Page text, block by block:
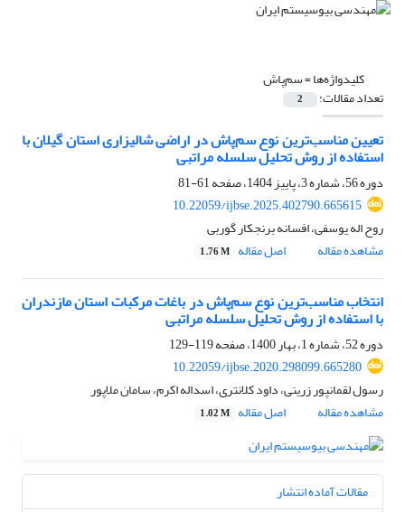
کلیدواژه‌ها =سم‌پاش
تعداد مقالات: 2
تعیین مناسب‌ترین نوع سم‌پاش در اراضی شالیزاری استان گیلان با
استفاده از روش تحلیل سلسله مراتبی
دوره 56، شماره 3، پاییز 1404، صفحه
61-81
10.22059/ijbse.2025.402790.665615
روح اله یوسفی، افسانه برنجکار گوربی
مشاهده مقاله
اصل مقاله 1.76 M
انتخاب مناسب‌ترین نوع سم‌پاش در باغات مرکبات استان مازندران
با استفاده از روش تحلیل سلسله مراتبی
دوره 52، شماره 1، بهار 1400، صفحه
119-129
10.22059/ijbse.2020.298099.665280
رسول لقمانپور زرینی، داود کلانتری، اسداله اکرم، سامان ملاپور
مشاهده مقاله
اصل مقاله 1.02 M
مقالات آماده انتشار